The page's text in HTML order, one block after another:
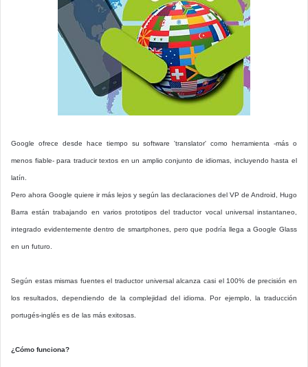
Google ofrece desde hace tiempo su software 'translator' como herramienta -más o
menos fiable- para traducir textos en un amplio conjunto de idiomas, incluyendo hasta el
latín.
Pero ahora Google quiere ir más lejos y según las declaraciones del VP de Android, Hugo
Barra están trabajando en varios prototipos del traductor vocal universal instantaneo,
integrado evidentemente dentro de smartphones, pero que podría llega a Google Glass
en un futuro.
Según estas mismas fuentes el traductor universal alcanza casi el 100% de precisión en
los resultados, dependiendo de la complejidad del idioma. Por ejemplo, la traducción
portugés-inglés es de las más exitosas.
¿Cómo funciona?